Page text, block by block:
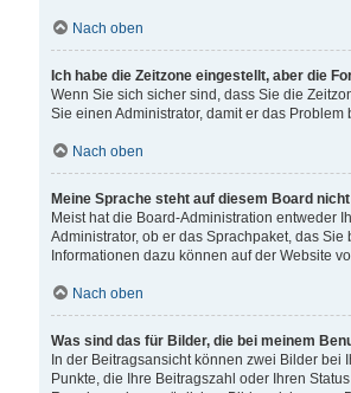
Nach oben
Ich habe die Zeitzone eingestellt, aber die
Wenn Sie sich sicher sind, dass Sie die
Sie einen Administrator, damit er das Problem
Nach oben
Meine Sprache steht auf diesem Board
Meist hat die Board-Administration entweder
Administrator, ob er das Sprachpaket, das
Informationen dazu können auf der Website
Nach oben
Was sind das für Bilder, die bei meinem
In der Beitragsansicht können zwei Bilder bei
Punkte, die Ihre Beitragszahl oder Ihren